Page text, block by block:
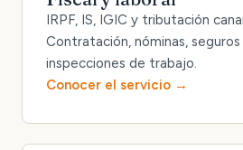
IRPF, IS, IGIC y tributación
Contratación, nóminas, seguros
inspecciones de trabajo.
Conocer el servicio